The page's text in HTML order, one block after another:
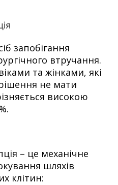
запобігання
втручання.
та жінками, які
не мати
високою
– це механічне
шляхів
клітин: